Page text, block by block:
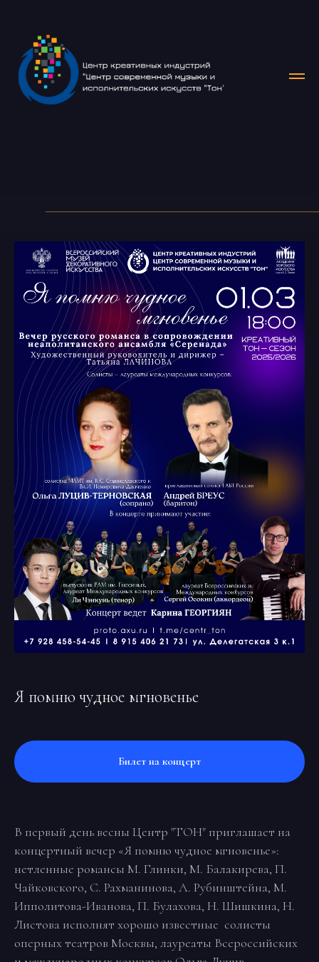
Я помню чудное мгновенье
Билет на концерт
В первый день весны Центр "ТОН" приглашает на
концертный вечер «Я помню чудное мгновенье»:
нетленные романсы М. Глинки, М. Балакирева, П.
Чайковского, С. Рахманинова, А. Рубинштейна, М.
Ипполитова-Иванова, П. Булахова, Н. Шишкина, Н.
Листова исполнят хорошо известные солисты
оперных театров Москвы, лауреаты Всероссийских